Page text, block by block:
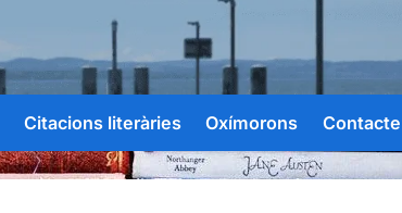
Citacions literàries Oxímorons Contacte